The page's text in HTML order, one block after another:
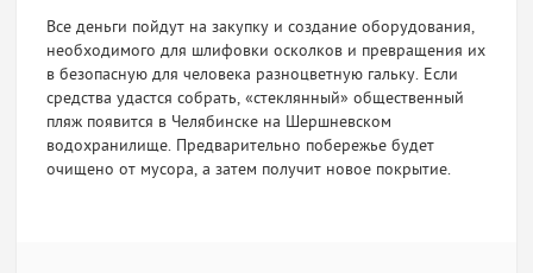
Все деньги пойдут на закупку и создание оборудования,
необходимого для шлифовки осколков и превращения их
в безопасную для человека разноцветную гальку. Если
средства удастся собрать, «стеклянный» общественный
пляж появится в Челябинске на Шершневском
водохранилище. Предварительно побережье будет
очищено от мусора, а затем получит новое покрытие.